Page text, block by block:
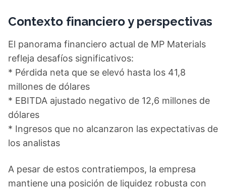
Contexto financiero y perspectivas
El panorama financiero actual de MP Materials
refleja desafíos significativos:
* Pérdida neta que se elevó hasta los 41,8
millones de dólares
* EBITDA ajustado negativo de 12,6 millones de
dólares
* Ingresos que no alcanzaron las expectativas de
los analistas
A pesar de estos contratiempos, la empresa
mantiene una posición de liquidez robusta con